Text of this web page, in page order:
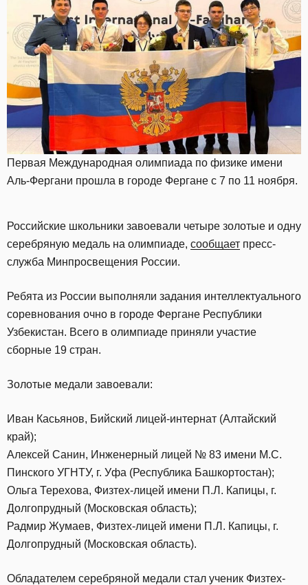
Первая Международная олимпиада по физике имени
Аль-Фергани прошла в городе Фергане с 7 по 11 ноября.
Российские школьники завоевали четыре золотые и одну
серебряную медаль на олимпиаде, сообщает пресс-
служба Минпросвещения России.
Ребята из России выполняли задания интеллектуального
соревнования очно в городе Фергане Республики
Узбекистан. Всего в олимпиаде приняли участие
сборные 19 стран.
Золотые медали завоевали:
Иван Касьянов, Бийский лицей-интернат (Алтайский
край);
Алексей Санин, Инженерный лицей № 83 имени М.С.
Пинского УГНТУ, г. Уфа (Республика Башкортостан);
Ольга Терехова, Физтех-лицей имени П.Л. Капицы, г.
Долгопрудный (Московская область);
Радмир Жумаев, Физтех-лицей имени П.Л. Капицы, г.
Долгопрудный (Московская область).
Обладателем серебряной медали стал ученик Физтех-